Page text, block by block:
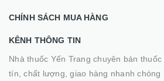
CHÍNH SÁCH MUA HÀNG
KÊNH THÔNG TIN
Nhà thuốc Yến Trang chuyên bán
tín, chất lượng, giao hàng nhanh chóng